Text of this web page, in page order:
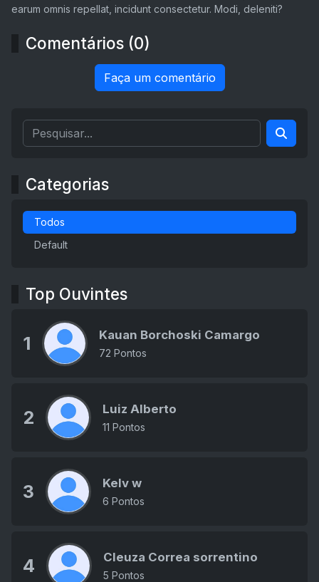
earum omnis repellat, incidunt consectetur. Modi, deleniti?
Comentários (0)
Faça um comentário
Categorias
Todos
Default
Top Ouvintes
1 Kauan Borchoski Camargo
72 Pontos
2 Luiz Alberto
11 Pontos
3 Kelv w
6 Pontos
4 Cleuza Correa sorrentino
5 Pontos